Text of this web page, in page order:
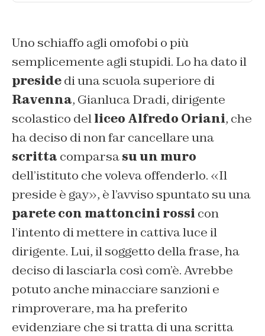
Uno schiaffo agli omofobi o più
semplicemente agli stupidi. Lo ha dato il
presidedi una scuola superiore di
Ravenna, Gianluca Dradi, dirigente
scolastico delliceo Alfredo Oriani, che
ha deciso di non far cancellare una
scritta comparsasu un muro
dell’istituto che voleva offenderlo. «Il
preside è gay», è l’avviso spuntato su una
parete con mattoncini rossi con
l’intento di mettere in cattiva luce il
dirigente. Lui, il soggetto della frase, ha
deciso di lasciarla così com’è. Avrebbe
potuto anche minacciare sanzioni e
rimproverare, ma ha preferito
evidenziare che si tratta di una scritta